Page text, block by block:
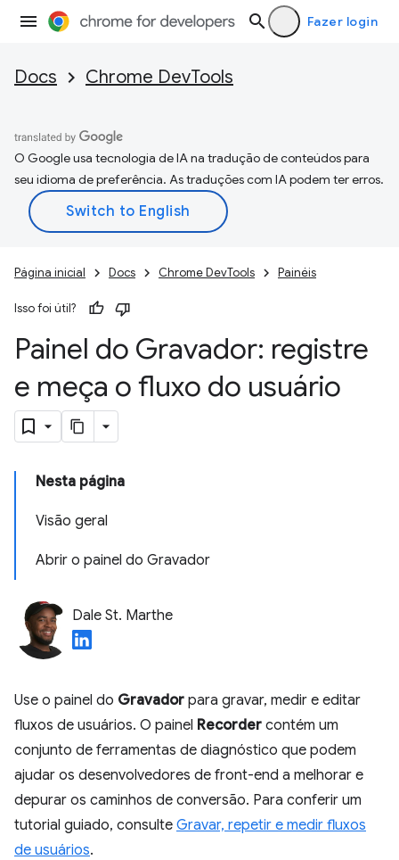
Fazer login
Docs Chrome DevTools
O Google usa tecnologia de IA na tradução de conteúdos para
seu idioma de preferência. As traduções com IA podem ter erros.
Página inicial Docs Chrome DevTools Painéis
Isso foi útil?
Painel do Gravador: registre
e meça o fluxo do usuário
Nesta página
Visão geral
Abrir o painel do Gravador
Dale St. Marthe
Use o painel do Gravador para gravar, medir e editar
fluxos de usuários. O painel Recorder contém um
conjunto de ferramentas de diagnóstico que podem
ajudar os desenvolvedores de front-end a melhorar e
depurar os caminhos de conversão. Para conferir um
tutorial guiado, consulte Gravar, repetir e medir fluxos
de usuários.